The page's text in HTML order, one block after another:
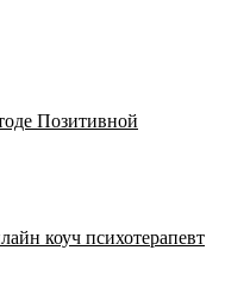
Позитивной
коуч психотерапевт